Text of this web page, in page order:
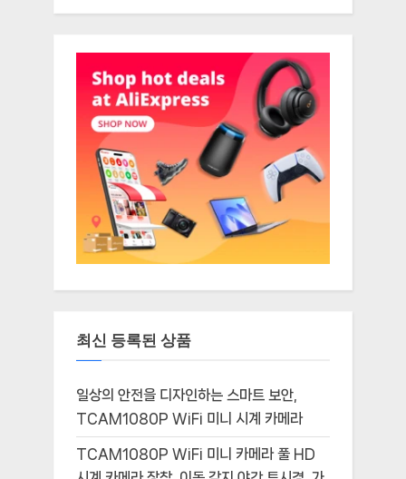
최신 등록된 상품
일상의 안전을 디자인하는 스마트 보안,
TCAM1080P WiFi 미니 시계 카메라
TCAM1080P WiFi 미니 카메라 풀 HD